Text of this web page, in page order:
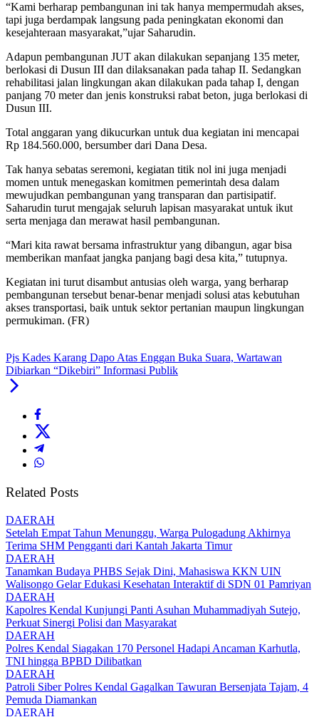
“Kami berharap pembangunan ini tak hanya mempermudah akses,
tapi juga berdampak langsung pada peningkatan ekonomi dan
kesejahteraan masyarakat,”ujar Saharudin.
Adapun pembangunan JUT akan dilakukan sepanjang 135 meter,
berlokasi di Dusun III dan dilaksanakan pada tahap II. Sedangkan
rehabilitasi jalan lingkungan akan dilakukan pada tahap I, dengan
panjang 70 meter dan jenis konstruksi rabat beton, juga berlokasi di
Dusun III.
Total anggaran yang dikucurkan untuk dua kegiatan ini mencapai
Rp 184.560.000, bersumber dari Dana Desa.
Tak hanya sebatas seremoni, kegiatan titik nol ini juga menjadi
momen untuk menegaskan komitmen pemerintah desa dalam
mewujudkan pembangunan yang transparan dan partisipatif.
Saharudin turut mengajak seluruh lapisan masyarakat untuk ikut
serta menjaga dan merawat hasil pembangunan.
“Mari kita rawat bersama infrastruktur yang dibangun, agar bisa
memberikan manfaat jangka panjang bagi desa kita,” tutupnya.
Kegiatan ini turut disambut antusias oleh warga, yang berharap
pembangunan tersebut benar-benar menjadi solusi atas kebutuhan
akses transportasi, baik untuk sektor pertanian maupun lingkungan
permukiman. (FR)
Pjs Kades Karang Dapo Atas Enggan Buka Suara, Wartawan
Dibiarkan “Dikebiri” Informasi Publik
Related Posts
DAERAH
Setelah Empat Tahun Menunggu, Warga Pulogadung Akhirnya
Terima SHM Pengganti dari Kantah Jakarta Timur
DAERAH
Tanamkan Budaya PHBS Sejak Dini, Mahasiswa KKN UIN
Walisongo Gelar Edukasi Kesehatan Interaktif di SDN 01 Pamriyan
DAERAH
Kapolres Kendal Kunjungi Panti Asuhan Muhammadiyah Sutejo,
Perkuat Sinergi Polisi dan Masyarakat
DAERAH
Polres Kendal Siagakan 170 Personel Hadapi Ancaman Karhutla,
TNI hingga BPBD Dilibatkan
DAERAH
Patroli Siber Polres Kendal Gagalkan Tawuran Bersenjata Tajam, 4
Pemuda Diamankan
DAERAH